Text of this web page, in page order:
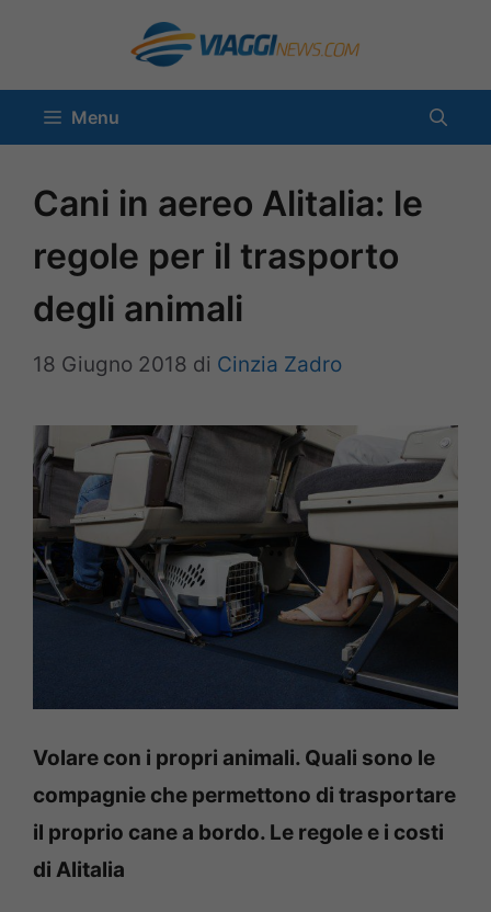
contenuto
Menu
Cani in aereo Alitalia: le
regole per il trasporto
degli animali
18 Giugno 2018 di Cinzia Zadro
Volare con i propri animali. Quali sono le
compagnie che permettono di trasportare
il proprio cane a bordo. Le regole e i costi
di Alitalia